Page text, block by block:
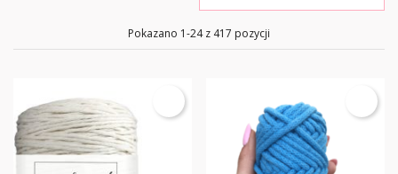
Pokazano 1-24 z 417 pozycji